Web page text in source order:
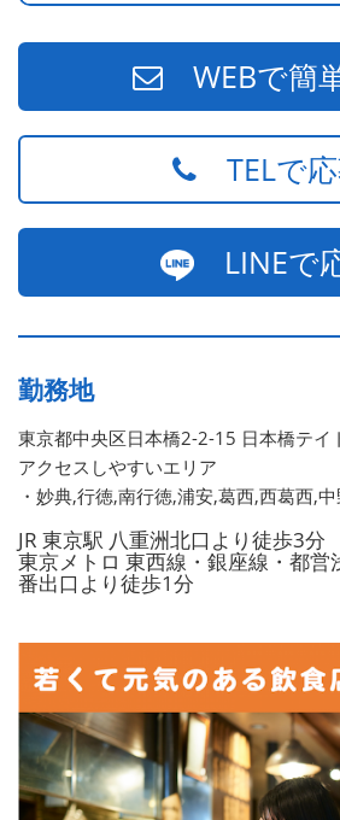
WEBで簡
TELで
LINEで
勤務地
東京都中央区日本橋2-2-15 日本橋テイ
アクセスしやすいエリア
・妙典,行徳,南行徳,浦安,葛西,西葛西,
JR 東京駅 八重洲北口より徒歩3分
東京メトロ 東西線・銀座線・都営
番出口より徒歩1分